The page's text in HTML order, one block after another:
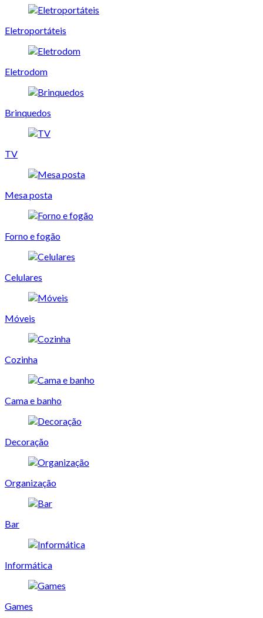
Eletroportáteis
Eletrodom
Brinquedos
TV
Mesa posta
Forno e fogão
Celulares
Móveis
Cozinha
Cama e banho
Decoração
Organização
Bar
Informática
Games